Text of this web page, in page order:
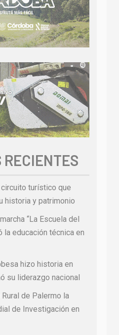
turístico que
historia y patrimonio
“La Escuela del
la educación técnica en
hizo historia en
su liderazgo nacional
de Palermo la
de Investigación en